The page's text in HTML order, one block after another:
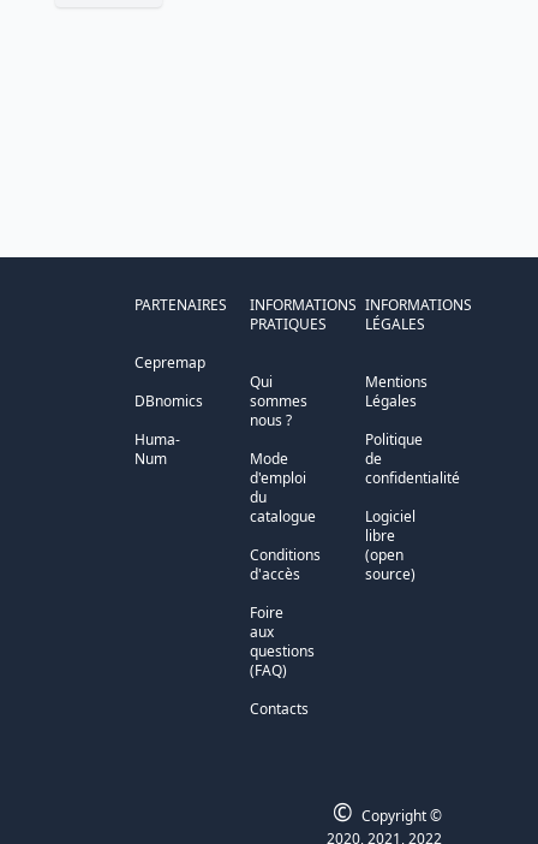
PARTENAIRES
Cepremap
DBnomics
Huma-
Num
INFORMATIONS
PRATIQUES
Qui
sommes
nous ?
Mode
d'emploi
du
catalogue
Conditions
d'accès
Foire
aux
questions
(FAQ)
Contacts
INFORMATIONS
LÉGALES
Mentions
Légales
Politique
de
confidentialité
Logiciel
libre
(open
source)
© Copyright ©
2020, 2021, 2022